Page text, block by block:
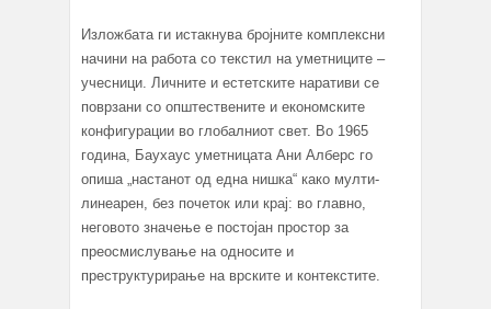
Изложбата ги истакнува бројните комплексни
начини на работа со текстил на уметниците –
учесници. Личните и естетските наративи се
поврзани со општествените и економските
конфигурации во глобалниот свет. Во 1965
година, Баухаус уметницата Ани Алберс го
опиша „настанот од една нишка“ како мулти-
линеарен, без почеток или крај: во главно,
неговото значење е постојан простор за
преосмислување на односите и
преструктурирање на врските и контекстите.